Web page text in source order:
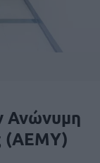
Ανώνυμη
(ΑΕΜΥ)